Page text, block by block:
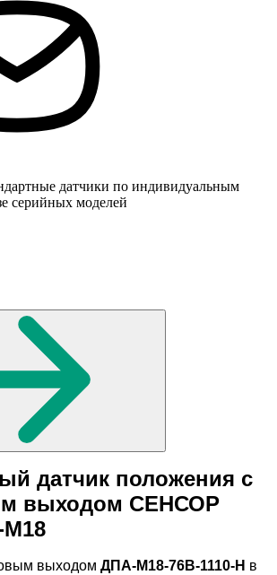
датчики по индивидуальным
серийных моделей
датчик положения с
выходом СЕНСОР
выходом ДПА-М18-76В-1110-Н в